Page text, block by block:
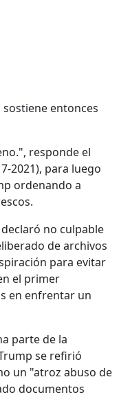
entonces
responde el
2021), para luego
ordenando a
no culpable
de archivos
para evitar
el primer
en enfrentar un
parte de la
se refirió
un "atroz abuso de
documentos